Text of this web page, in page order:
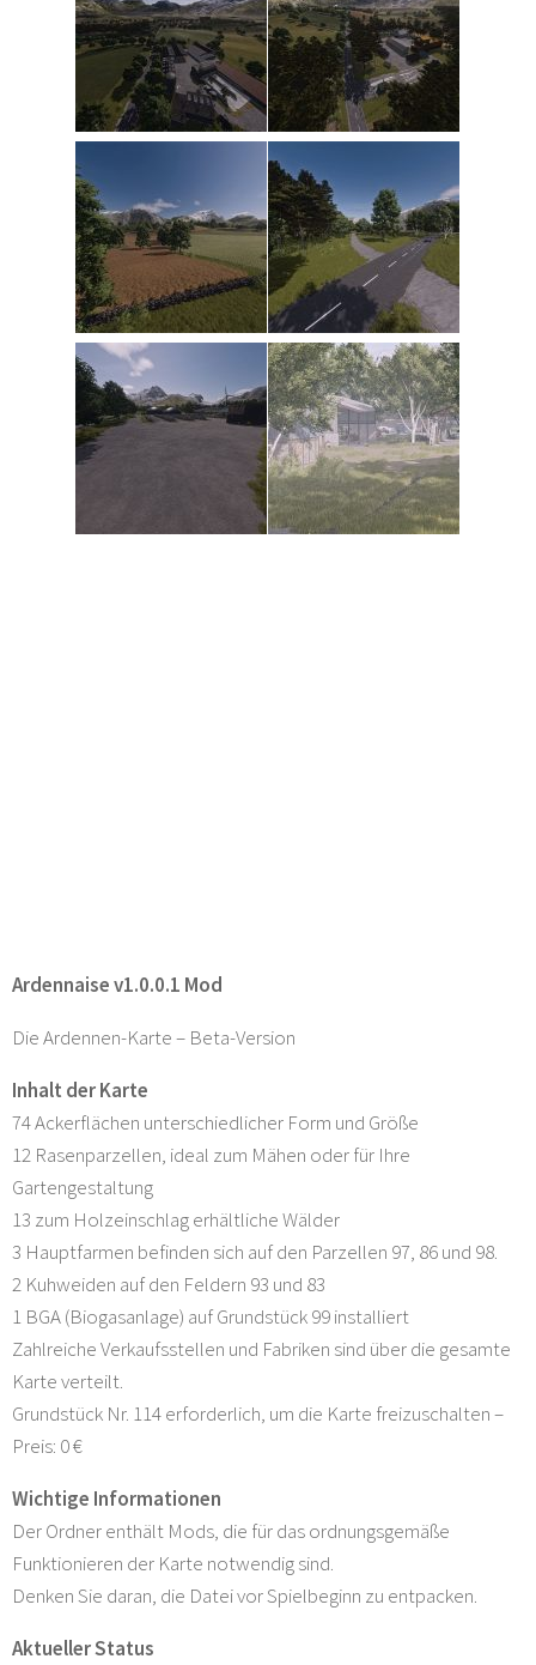
Ardennaise v1.0.0.1 Mod
Die Ardennen-Karte – Beta-Version
Inhalt der Karte
74 Ackerflächen unterschiedlicher Form und Größe
12 Rasenparzellen, ideal zum Mähen oder für Ihre
Gartengestaltung
13 zum Holzeinschlag erhältliche Wälder
3 Hauptfarmen befinden sich auf den Parzellen 97, 86 und 98.
2 Kuhweiden auf den Feldern 93 und 83
1 BGA (Biogasanlage) auf Grundstück 99 installiert
Zahlreiche Verkaufsstellen und Fabriken sind über die gesamte
Karte verteilt.
Grundstück Nr. 114 erforderlich, um die Karte freizuschalten –
Preis: 0 €
Wichtige Informationen
Der Ordner enthält Mods, die für das ordnungsgemäße
Funktionieren der Karte notwendig sind.
Denken Sie daran, die Datei vor Spielbeginn zu entpacken.
Aktueller Status